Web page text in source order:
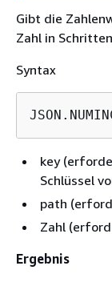
Gibt die
Zahl in
Syntax
key
Schlüssel
path
Zahl
Ergebnis